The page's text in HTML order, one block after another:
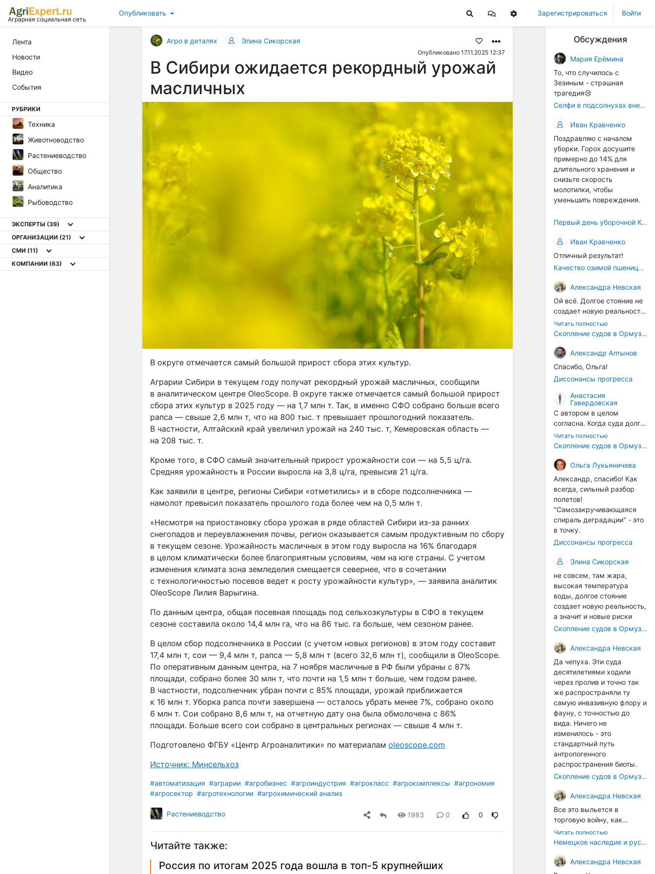
Аграрная социальная сеть
Опубликовать Зарегистрироваться Войти
Лента
Новости
Видео
События
РУБРИКИ
Техника
Животноводство
Растениеводство
Общество
Аналитика
Рыбоводство
ЭКСПЕРТЫ (39)
ОРГАНИЗАЦИИ (21)
СМИ (11)
КОМПАНИИ (63)
Агро в деталях Элина Сикорская
Опубликовано 17.11.2025 12:37
В Сибири ожидается рекордный урожай
масличных
В округе отмечается самый большой прирост сбора этих культур.
Аграрии Сибири в текущем году получат рекордный урожай масличных, сообщили
в аналитическом центре OleoScope. В округе также отмечается самый большой прирост
сбора этих культур в 2025 году — на 1,7 млн т. Так, в именно СФО собрано больше всего
рапса — свыше 2,6 млн т, что на 800 тыс. т превышает прошлогодний показатель.
В частности, Алтайский край увеличил урожай на 240 тыс. т, Кемеровская область —
на 208 тыс. т.
Кроме того, в СФО самый значительный прирост урожайности сои — на 5,5 ц/га.
Средняя урожайность в России выросла на 3,8 ц/га, превысив 21 ц/га.
Как заявили в центре, регионы Сибири «отметились» и в сборе подсолнечника —
намолот превысил показатель прошлого года более чем на 0,5 млн т.
«Несмотря на приостановку сбора урожая в ряде областей Сибири из-за ранних
снегопадов и переувлажнения почвы, регион оказывается самым продуктивным по сбору
в текущем сезоне. Урожайность масличных в этом году выросла на 16% благодаря
в целом климатически более благоприятным условиям, чем на юге страны. С учетом
изменения климата зона земледелия смещается севернее, что в сочетании
с технологичностью посевов ведет к росту урожайности культур», — заявила аналитик
OleoScope Лилия Варыгина.
По данным центра, общая посевная площадь под сельхозкультуры в СФО в текущем
сезоне составила около 14,4 млн га, что на 86 тыс. га больше, чем сезоном ранее.
В целом сбор подсолнечника в России (с учетом новых регионов) в этом году составит
17,4 млн т, сои — 9,4 млн т, рапса — 5,8 млн т (всего 32,6 млн т), сообщили в OleoScope.
По оперативным данным центра, на 7 ноября масличные в РФ были убраны с 87%
площади, собрано более 30 млн т, что почти на 1,5 млн т больше, чем годом ранее.
В частности, подсолнечник убран почти с 85% площади, урожай приближается
к 16 млн т. Уборка рапса почти завершена — осталось убрать менее 7%, собрано около
6 млн т. Сои собрано 8,6 млн т, на отчетную дату она была обмолочена с 86%
площади. Больше всего сои собрано в центральных регионах — свыше 4 млн т.
Подготовлено ФГБУ «Центр Агроаналитики» по материалам oleoscope.com
Источник: Минсельхоз
#автоматизация #аграрии #агробизнес #агроиндустрия #агрокласс #агрокомплексы #агрономия
#агросектор #агротехнологии #агрохимический анализ
Растениеводство 1983 0 0
Читайте также:
Россия по итогам 2025 года вошла в топ-5 крупнейших
Обсуждения
Мария Ерёмина
То, что случилось с
Зезиным - страшная
трагедия😢
Селфи в подсолнухах вне закона: За проникновение на сельхозземли без разрешения хотят штрафовать
Иван Кравченко
Поздравляю с началом
уборки. Горох досушите
примерно до 14% для
длительного хранения и
снизьте скорость
молотилки, чтобы
уменьшить повреждения.
Первый день уборочной Компании 2026🫡Считаю открытым.
Иван Кравченко
Отличный результат!
Качество озимой пшеницы 2026 год
Александра Невская
Ой всё. Долгое стояние не
создает новую реальность.
Морские организмы всегда
накапливаются на судах.
на чистку от тех самых
организмов. И год за
годом, век за веком суда
разносят эти самые
организмы по пути
следования.
Читать полностью
Скопление судов в Ормузском проливе грозит катастрофическим распространением инвазивных видов
Александр Алтынов
Спасибо, Ольга!
Диссонансы прогресса
Анастасия
Гавердовская
С автором в целом
согласна. Когда суда долго
стоят в теплой воде, на их
корпусах активно
организмы, и потом они
могут быть перенесены в
другие регионы. Поэтому
проблема вполне реальная
— просто я бы говорила не
о неизбежной катастрофе,
а о повышенном риске,
который нельзя
игнорировать. А так да 👍
Читать полностью
Скопление судов в Ормузском проливе грозит катастрофическим распространением инвазивных видов
Ольга Лукьяничева
Александр, спасибо! Как
всегда, сильный разбор
полетов!
"Самозакручивающаяся
спираль деградации" - это
в точку.
Диссонансы прогресса
Элина Сикорская
не совсем, там жара,
высокая температура
воды, долгое стояние
создает новую реальность,
а значит и новые риски
Скопление судов в Ормузском проливе грозит катастрофическим распространением инвазивных видов
Александра Невская
Да чепуха. Эти суда
десятилетиями ходили
через пролив и точно так
же распространяли ту
самую инвазивную флору и
фауну, с точностью до
вида. Ничего не
изменилось - это
стандартный путь
антропогенного
распространения биоты.
Скопление судов в Ормузском проливе грозит катастрофическим распространением инвазивных видов
Александра Невская
Все это выльется в
торговую войну, как
печально известная война
за Адыгейский сыр. Собаки
Когда региональный
продукт начнут делать
Читать полностью
Немецкое наследие и русский характер: история колбасного дела в Российской империи
Александра Невская